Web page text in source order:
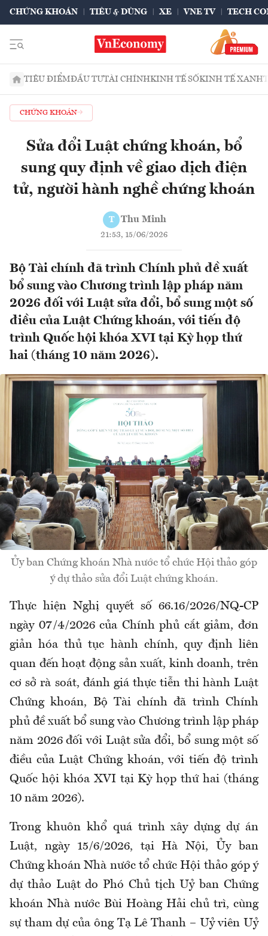
CHỨNG KHOÁN TIÊU & DÙNG XE VNE TV TECH
TIÊU ĐIỂMĐẦU TƯTÀI CHÍNHKINH TẾ SỐKINH TẾ XANH
CHỨNG KHOÁN
Sửa đổi Luật chứng khoán, bổ
sung quy định về giao dịch điện
tử, người hành nghề chứng khoán
T Thu Minh
21:53, 15/06/2026
Bộ Tài chính đã trình Chính phủ đề xuất
bổ sung vào Chương trình lập pháp năm
2026 đối với Luật sửa đổi, bổ sung một số
điều của Luật Chứng khoán, với tiến độ
trình Quốc hội khóa XVI tại Kỳ họp thứ
hai (tháng 10 năm 2026).
Ủy ban Chứng khoán Nhà nước tổ chức Hội thảo góp
ý dự thảo sửa đổi Luật chứng khoán.
Thực hiện Nghị quyết số 66.16/2026/NQ-CP
ngày 07/4/2026 của Chính phủ cắt giảm, đơn
giản hóa thủ tục hành chính, quy định liên
quan đến hoạt động sản xuất, kinh doanh, trên
cơ sở rà soát, đánh giá thực tiễn thi hành Luật
Chứng khoán, Bộ Tài chính đã trình Chính
phủ đề xuất bổ sung vào Chương trình lập pháp
năm 2026 đối với Luật sửa đổi, bổ sung một số
điều của Luật Chứng khoán, với tiến độ trình
Quốc hội khóa XVI tại Kỳ họp thứ hai (tháng
10 năm 2026).
Trong khuôn khổ quá trình xây dựng dự án
Luật, ngày 15/6/2026, tại Hà Nội, Ủy ban
Chứng khoán Nhà nước tổ chức Hội thảo góp ý
dự thảo Luật do Phó Chủ tịch Uỷ ban Chứng
khoán Nhà nước Bùi Hoàng Hải chủ trì, cùng
sự tham dự của ông Tạ Lê Thanh – Uỷ viên Uỷ